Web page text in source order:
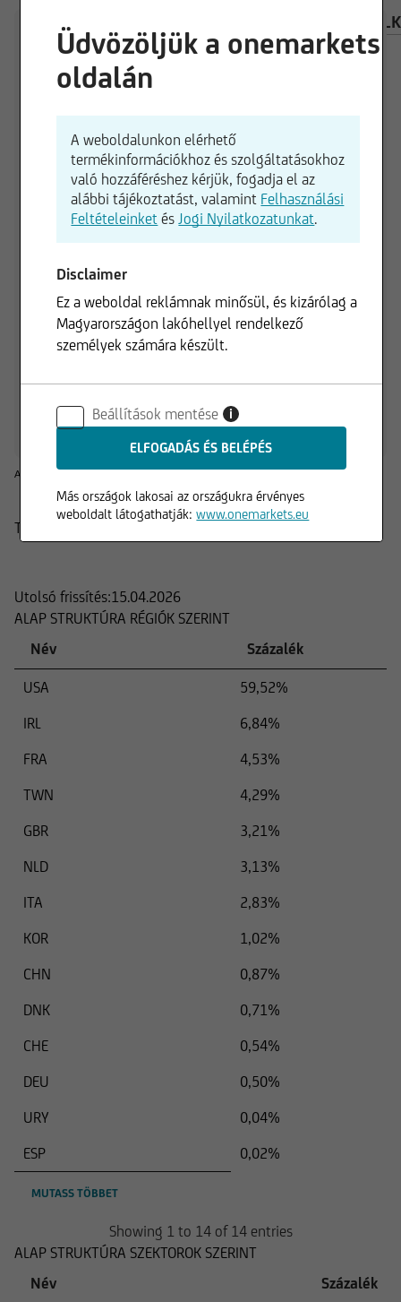
BEFEKTETÉSI
01.06.2026 01.07.2026
140,00 USD
135,00 USD
145,00 USD
1 n
-0,23 %
3 hónap
+3,64 %
6 hó
+7,52 %
1 év
3 év
A múltbeli hozamok nem jelentenek garanciát a jövőre nézve.
Termék
Összetétel
Utolsó frissítés:15.04.2026
ALAP STRUKTÚRA RÉGIÓK SZERINT
Név
Százalék
USA
59,52%
IRL
6,84%
FRA
4,53%
TWN
4,29%
GBR
3,21%
NLD
3,13%
ITA
2,83%
KOR
1,02%
CHN
0,87%
DNK
0,71%
CHE
0,54%
DEU
0,50%
URY
0,04%
ESP
0,02%
MUTASS TÖBBET
Showing 1 to 14 of 14 entries
ALAP STRUKTÚRA SZEKTOROK SZERINT
Név
Százalék
Üdvözöljük a onemarkets
oldalán
A weboldalunkon elérhető
termékinformációkhoz és szolgáltatásokhoz
való hozzáféréshez kérjük, fogadja el az
alábbi tájékoztatást, valamint Felhasználási
Feltételeinket ésJogi Nyilatkozatunkat.
Disclaimer
Ez a weboldal reklámnak minősül, és kizárólag a
Magyarországon lakóhellyel rendelkező
személyek számára készült.
Beállítások mentése i
Más országok lakosai az országukra érvényes
weboldalt látogathatják:www.onemarkets.eu